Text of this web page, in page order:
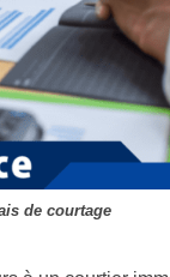
de courtage